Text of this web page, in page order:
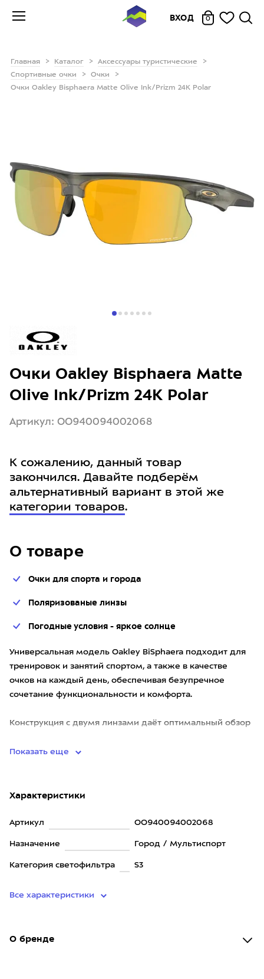
ВХОД 0
Главная Каталог
Аксессуары туристические
Спортивные очки
Очки
Очки Oakley Bisphaera Matte Olive Ink/Prizm 24K Polar
О товаре
Очки для спорта и города
Поляризованые линзы
Погодные условия - яркое солнце
Универсальная модель Oakley BiSphaera подходит для
тренировок и занятий спортом, а также в качестве
очков на каждый день, обеспечивая безупречное
сочетание функциональности и комфорта.
Конструкция с двумя линзами даёт оптимальный обзор
Показать еще
Характеристики
Артикул OO940094002068
Назначение Город / Мультиспорт
Категория светофильтра S3
Все характеристики
О бренде
Очки Oakley Bisphaera Matte
Olive Ink/Prizm 24K Polar
Артикул: OO940094002068
К сожалению, данный товар
закончился. Давайте подберём
альтернативный вариант в этой же
категории товаров.